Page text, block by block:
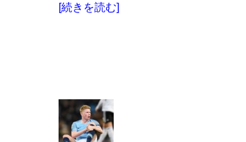
[続きを読む]